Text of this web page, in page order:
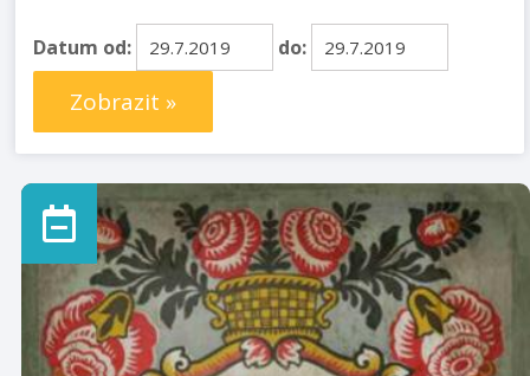
Datum od: do:
Zobrazit »